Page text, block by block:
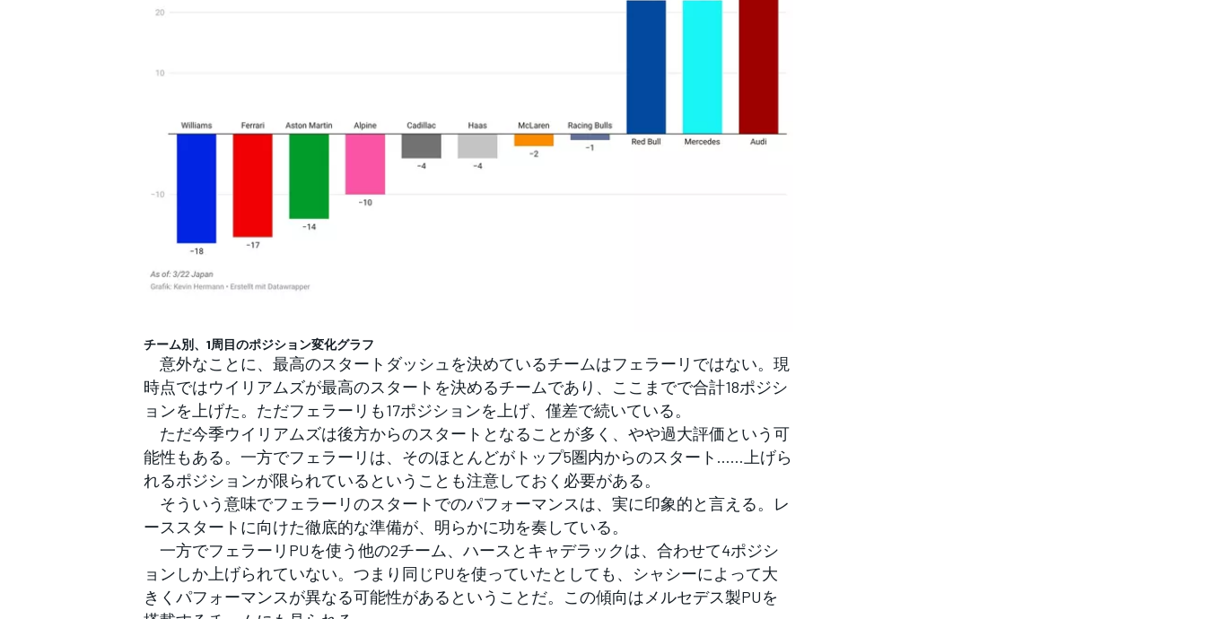
チーム別、1周目のポジション変化グラフ
意外なことに、最高のスタートダッシュを決めているチームはフェラーリではない。現
時点ではウイリアムズが最高のスタートを決めるチームであり、ここまでで合計18ポジシ
ョンを上げた。ただフェラーリも17ポジションを上げ、僅差で続いている。
ただ今季ウイリアムズは後方からのスタートとなることが多く、やや過大評価という可
能性もある。一方でフェラーリは、そのほとんどがトップ5圏内からのスタート……上げら
れるポジションが限られているということも注意しておく必要がある。
そういう意味でフェラーリのスタートでのパフォーマンスは、実に印象的と言える。レ
ーススタートに向けた徹底的な準備が、明らかに功を奏している。
一方でフェラーリPUを使う他の2チーム、ハースとキャデラックは、合わせて4ポジシ
ョンしか上げられていない。つまり同じPUを使っていたとしても、シャシーによって大
きくパフォーマンスが異なる可能性があるということだ。この傾向はメルセデス製PUを